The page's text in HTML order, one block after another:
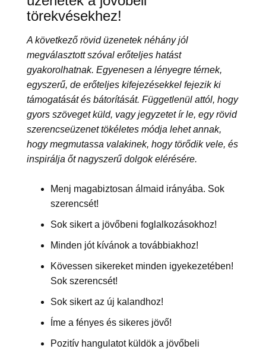
törekvésekhez!
A következő rövid üzenetek néhány jól
megválasztott szóval erőteljes hatást
gyakorolhatnak. Egyenesen a lényegre térnek,
egyszerű, de erőteljes kifejezésekkel fejezik ki
támogatását és bátorítását. Függetlenül attól, hogy
gyors szöveget küld, vagy jegyzetet ír le, egy rövid
szerencseüzenet tökéletes módja lehet annak,
hogy megmutassa valakinek, hogy törődik vele, és
inspirálja őt nagyszerű dolgok elérésére.
Menj magabiztosan álmaid irányába. Sok
szerencsét!
Sok sikert a jövőbeni foglalkozásokhoz!
Minden jót kívánok a továbbiakhoz!
Kövessen sikereket minden igyekezetében!
Sok szerencsét!
Sok sikert az új kalandhoz!
Íme a fényes és sikeres jövő!
Pozitív hangulatot küldök a jövőbeli